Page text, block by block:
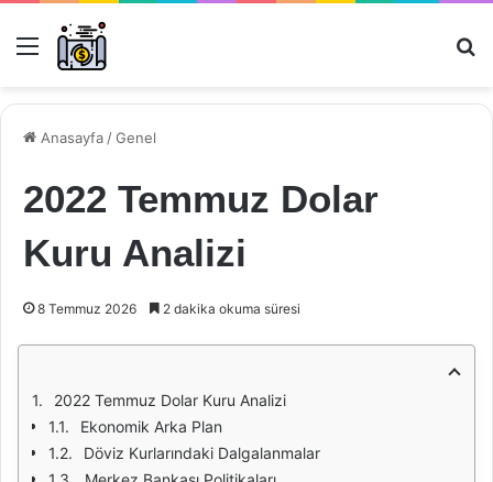
Menü
Anasayfa /Genel
2022 Temmuz Dolar
Kuru Analizi
8 Temmuz 2026 2 dakika okuma süresi
2022 Temmuz Dolar Kuru Analizi
Ekonomik Arka Plan
Döviz Kurlarındaki Dalgalanmalar